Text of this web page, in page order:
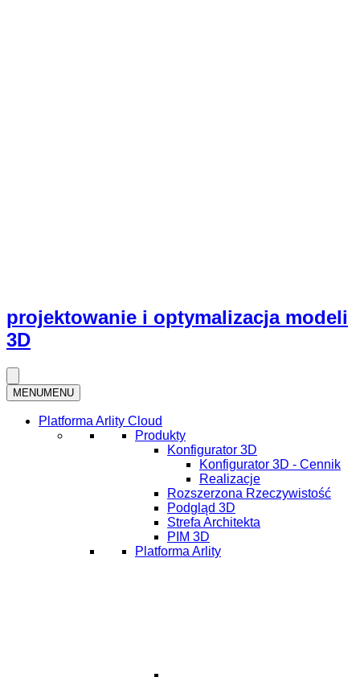
projektowanie i optymalizacja modeli
3D
MENUMENU
Platforma Arlity Cloud
Produkty
Konfigurator 3D
Konfigurator 3D - Cennik
Realizacje
Rozszerzona Rzeczywistość
Podgląd 3D
Strefa Architekta
PIM 3D
Platforma Arlity